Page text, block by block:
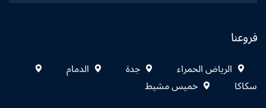
فروعنا
الرياض الحمراء جدة
الدمام
سكاكا
خميس مشيط